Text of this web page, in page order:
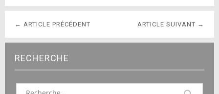
ARTICLE SUIVANT →
← ARTICLE PRÉCÉDENT
RECHERCHE